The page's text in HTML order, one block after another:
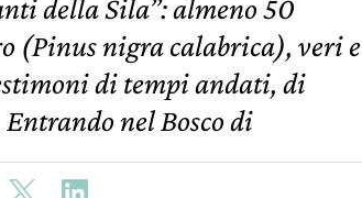
della Sila”: almeno 50
(Pinus nigra calabrica), veri e
di tempi andati, di
nel Bosco di